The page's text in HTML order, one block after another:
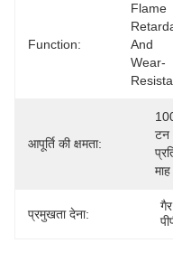
Function:
Flame
And
Wear-
आपूर्ति की क्षमता:
टन
माह
प्रमुखता देना: